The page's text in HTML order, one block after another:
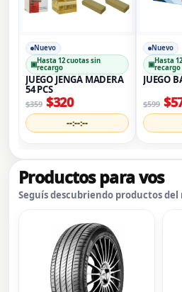
JUEGO JENGA MADERA
54 PCS
Nuevo
▣Hasta 12 cuotas sin
recargo
$359 $320
--:--:--
JUEGO
Nuevo
▣Hasta
recargo
$599 $
Productos para vos
Seguís descubriendo productos